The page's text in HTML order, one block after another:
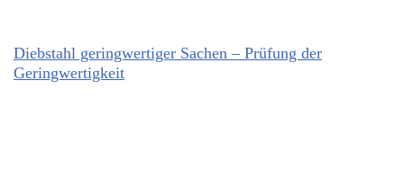
Diebstahl geringwertiger Sachen – Prüfung der
Geringwertigkeit